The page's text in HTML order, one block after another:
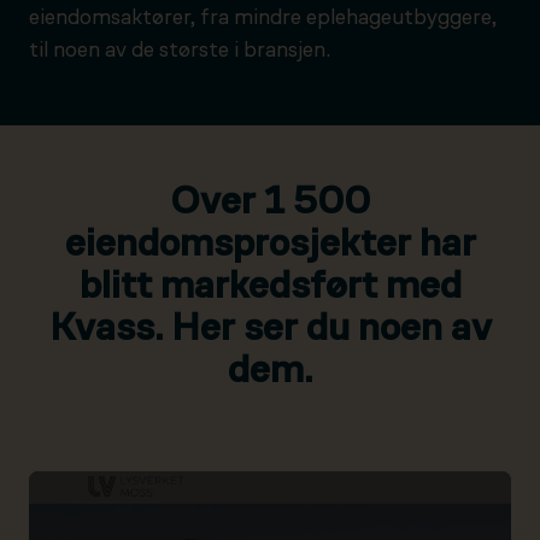
eiendomsaktører, fra mindre eplehageutbyggere,
til noen av de største i bransjen.
Over 1 500
eiendomsprosjekter har
blitt markedsført med
Kvass. Her ser du noen av
dem.